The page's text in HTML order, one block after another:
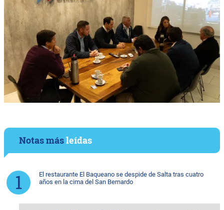
Notas másleídas
El restaurante El Baqueano se despide de Salta tras cuatro
años en la cima del San Bernardo